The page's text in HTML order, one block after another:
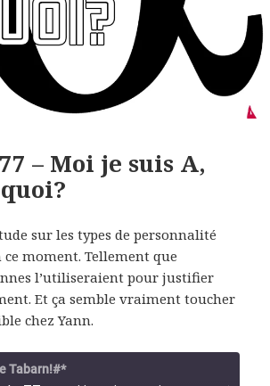
– Moi je suis A,
sur les types de personnalité
moment. Tellement que
l’utiliseraient pour justifier
Et ça semble vraiment toucher
chez Yann.
Tabarn!#*